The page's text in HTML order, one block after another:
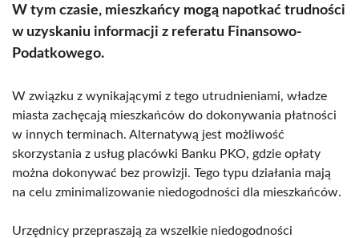
W tym czasie, mieszkańcy mogą napotkać trudności
w uzyskaniu informacji z referatu Finansowo-
Podatkowego.
W związku z wynikającymi z tego utrudnieniami, władze
miasta zachęcają mieszkańców do dokonywania płatności
w innych terminach. Alternatywą jest możliwość
skorzystania z usług placówki Banku PKO, gdzie opłaty
można dokonywać bez prowizji. Tego typu działania mają
na celu zminimalizowanie niedogodności dla mieszkańców.
Urzędnicy przepraszają za wszelkie niedogodności